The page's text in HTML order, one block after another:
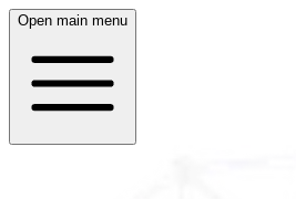
Open main menu